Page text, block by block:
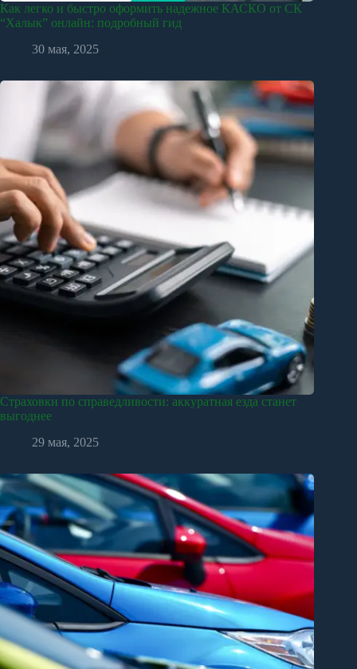
Как легко и быстро оформить надежное КАСКО от СК
“Халык” онлайн: подробный гид
30 мая, 2025
Страховки по справедливости: аккуратная езда станет
выгоднее
29 мая, 2025